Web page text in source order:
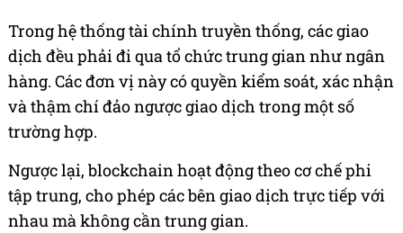
Trong hệ thống tài chính truyền thống, các giao
dịch đều phải đi qua tổ chức trung gian như ngân
hàng. Các đơn vị này có quyền kiểm soát, xác nhận
và thậm chí đảo ngược giao dịch trong một số
trường hợp.
Ngược lại, blockchain hoạt động theo cơ chế phi
tập trung, cho phép các bên giao dịch trực tiếp với
nhau mà không cần trung gian.